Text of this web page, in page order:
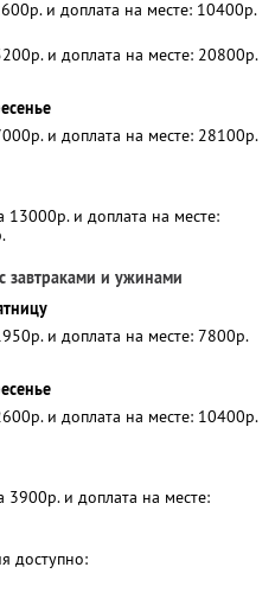
и доплата на месте: 10400р.
и доплата на месте: 20800р.
и доплата на месте: 28100р.
и доплата на месте:
завтраками и ужинами
и доплата на месте: 7800р.
и доплата на месте: 10400р.
и доплата на месте:
доступно: